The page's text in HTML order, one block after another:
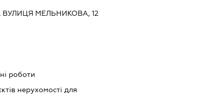
ВУЛИЦЯ МЕЛЬНИКОВА, 12
роботи
нерухомості для